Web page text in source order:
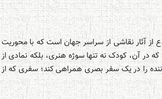
ای غنی و متنوع از آثار نقاشی از سراسر جهان است که با محوریت
در آن، کودک نه تنها سوژه هنری، بلکه نمادی از
را در یک سفر بصری همراهی کند؛ سفری که از